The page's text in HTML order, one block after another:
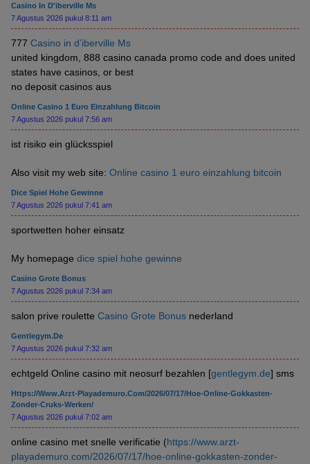
Casino In D'iberville Ms
7 Agustus 2026 pukul 8:11 am
777 Casino in d’iberville Ms
united kingdom, 888 casino canada promo code and does united
states have casinos, or best
no deposit casinos aus
Online Casino 1 Euro Einzahlung Bitcoin
7 Agustus 2026 pukul 7:56 am
ist risiko ein glücksspiel
Also visit my web site: Online casino 1 euro einzahlung bitcoin
Dice Spiel Hohe Gewinne
7 Agustus 2026 pukul 7:41 am
sportwetten hoher einsatz
My homepage dice spiel hohe gewinne
Casino Grote Bonus
7 Agustus 2026 pukul 7:34 am
salon prive roulette Casino Grote Bonus nederland
Gentlegym.de
7 Agustus 2026 pukul 7:32 am
echtgeld Online casino mit neosurf bezahlen [gentlegym.de] sms
Https://www.arzt-Playademuro.com/2026/07/17/hoe-Online-Gokkasten-
Zonder-Cruks-Werken/
7 Agustus 2026 pukul 7:02 am
online casino met snelle verificatie (https://www.arzt-
playademuro.com/2026/07/17/hoe-online-gokkasten-zonder-